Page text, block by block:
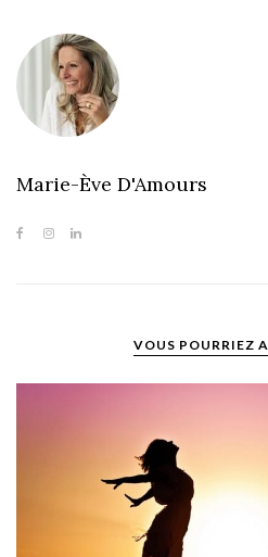
Marie-Ève D'Amours
VOUS POURRIEZ